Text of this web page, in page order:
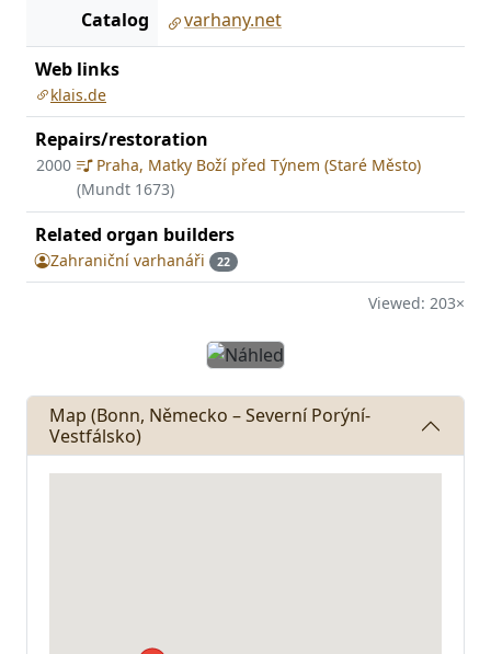
Catalog varhany.net
Web links
klais.de
Repairs/restoration
2000
Praha, Matky Boží před Týnem (Staré Město)
(Mundt 1673)
Related organ builders
Zahraniční varhanáři 22
Viewed: 203×
Praha, Matky Boží před Týnem
Map (Bonn, Německo – Severní Porýní-
Vestfálsko)